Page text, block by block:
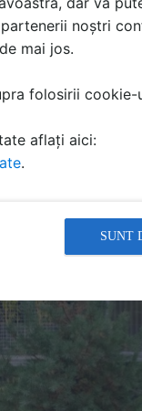
noștri
mai jos.
folosirii cookie-
aflați aici:
.
SUNT